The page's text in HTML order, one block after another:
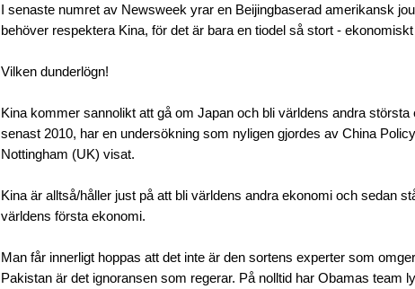
I senaste numret av Newsweek yrar en Beijingbaserad amerikansk
behöver respektera Kina, för det är bara en tiodel så stort -
Vilken dunderlögn!
Kina kommer sannolikt att gå om Japan och bli världens andra största
senast 2010, har en undersökning som nyligen gjordes av China
Nottingham (UK) visat.
Kina är alltså/håller just på att bli världens andra ekonomi och sedan
världens första ekonomi.
Man får innerligt hoppas att det inte är den sortens experter som
Pakistan är det ignoransen som regerar. På nolltid har Obamas team